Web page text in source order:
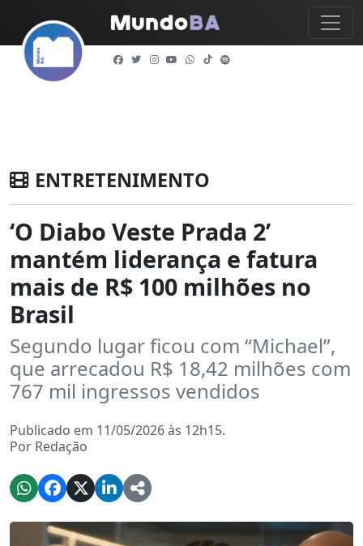
ENTRETENIMENTO
‘O Diabo Veste Prada 2’
mantém liderança e fatura
mais de R$ 100 milhões no
Brasil
Segundo lugar ficou com “Michael”,
que arrecadou R$ 18,42 milhões com
767 mil ingressos vendidos
Publicado em 11/05/2026 às 12h15.
Por Redação